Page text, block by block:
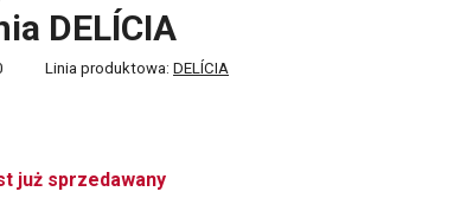
DELÍCIA
Linia produktowa: DELÍCIA
już sprzedawany